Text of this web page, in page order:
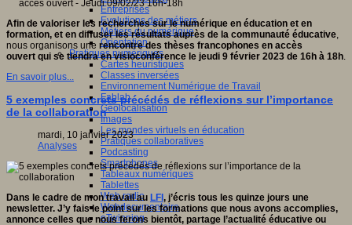
Entreprises
Evolutions des métiers
Métiers du numérique
Orientation
Pratiques numériques
Cartes heuristiques
Classes inversées
Environnement Numérique de Travail
Fablab
Géolocalisation
Images
Les mondes virtuels en éducation
Pratiques collaboratives
Podcasting
Smartphones
Tableaux numériques
Tablettes
Web radio
Webdocumentaire
eTwinning
Afin de valoriser les recherches sur le numérique en éducation et en
formation, et en diffuser les résultats auprès de la communauté éducative,
nous organisons une rencontre des thèses francophones en accès
ouvert qui se tiendra en visioconférence le jeudi 9 février 2023 de 16h à 18h.
En savoir plus...
5 exemples concrets précédés de réflexions sur l’importance
de la collaboration
mardi, 10 janvier 2023
Analyses
Dans le cadre de mon travail au LFI , j’écris tous les quinze jours une
newsletter. J’y fais le point sur les formations que nous avons accomplies,
annonce celles que nous ferons bientôt, partage l’actualité éducative ou